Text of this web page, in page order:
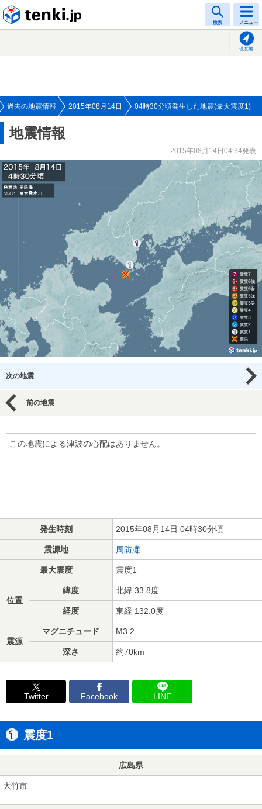
検索 メニュー
現在地
過去の地震情報 2015年08月14日 04時30分頃発生した地震(最大震度1)
地震情報
2015年08月14日04:34発表
次の地震
前の地震
この地震による津波の心配はありません。
発生時刻 2015年08月14日 04時30分頃
震源地 周防灘
最大震度 震度1
位置
緯度 北緯 33.8度
経度 東経 132.0度
震源
マグニチュード M3.2
深さ 約70km
Twitter Facebook LINE
震度1
広島県
大竹市